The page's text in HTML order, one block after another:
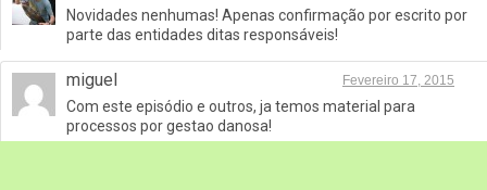
Novidades nenhumas! Apenas confirmação por escrito por
parte das entidades ditas responsáveis!
miguel Fevereiro 17, 2015
Com este episódio e outros, ja temos material para
processos por gestao danosa!